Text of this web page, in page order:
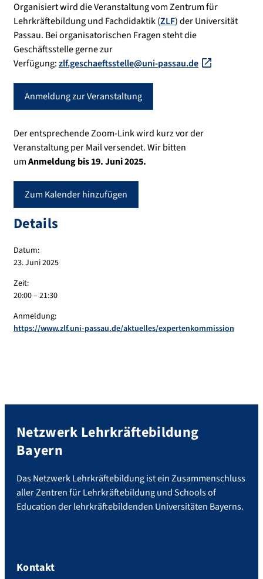
Organisiert wird die Veranstaltung vom Zentrum für
Lehrkräftebildung und Fachdidaktik (ZLF) der Universität
Passau. Bei organisatorischen Fragen steht die
Geschäftsstelle gerne zur
Verfügung:zlf.geschaeftsstelle@uni-passau.de
Anmeldung zur Veranstaltung
Der entsprechende Zoom-Link wird kurz vor der
Veranstaltung per Mail versendet. Wir bitten
umAnmeldung bis 19. Juni 2025.
Zum Kalender hinzufügen
Details
Datum:
23. Juni 2025
Zeit:
20:00 – 21:30
Anmeldung:
https://www.zlf.uni-passau.de/aktuelles/expertenkommission
Netzwerk Lehrkräftebildung
Bayern
Das Netzwerk Lehrkräftebildung ist ein Zusammenschluss
aller Zentren für Lehrkräftebildung und Schools of
Education der lehrkräftebildenden Universitäten Bayerns.
Kontakt